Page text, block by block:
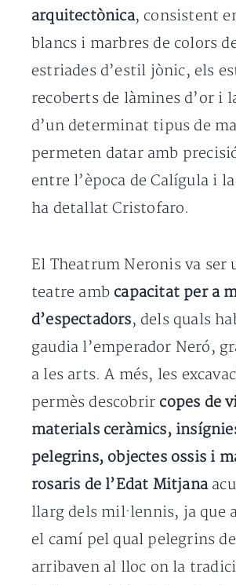
arquitectònica, consistent
blancs i marbres de colors
estriades d’estil jònic, els
recoberts de làmines d’or i
d’un determinat tipus de
permeten datar amb
entre l’època de Calígula i
ha detallat Cristofaro.
El Theatrum Neronis va ser
teatre amb capacitat per a
d’espectadors, dels quals
gaudia l’emperador Neró,
a les arts. A més, les
permès descobrir copes de
materials ceràmics,
pelegrins, objectes ossis i
rosaris de l’Edat Mitjana
llarg dels mil·lennis, ja que
el camí pel qual pelegrins
arribaven al lloc on la